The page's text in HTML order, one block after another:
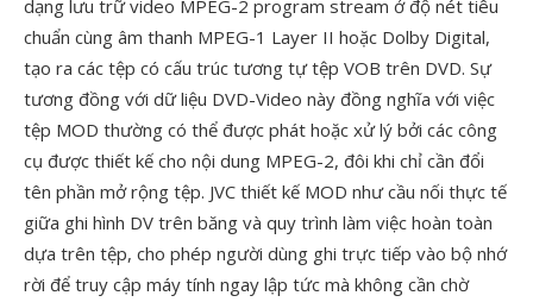
dạng lưu trữ video MPEG-2 program stream ở độ nét tiêu
chuẩn cùng âm thanh MPEG-1 Layer II hoặc Dolby Digital,
tạo ra các tệp có cấu trúc tương tự tệp VOB trên DVD. Sự
tương đồng với dữ liệu DVD-Video này đồng nghĩa với việc
tệp MOD thường có thể được phát hoặc xử lý bởi các công
cụ được thiết kế cho nội dung MPEG-2, đôi khi chỉ cần đổi
tên phần mở rộng tệp. JVC thiết kế MOD như cầu nối thực tế
giữa ghi hình DV trên băng và quy trình làm việc hoàn toàn
dựa trên tệp, cho phép người dùng ghi trực tiếp vào bộ nhớ
rời để truy cập máy tính ngay lập tức mà không cần chờ